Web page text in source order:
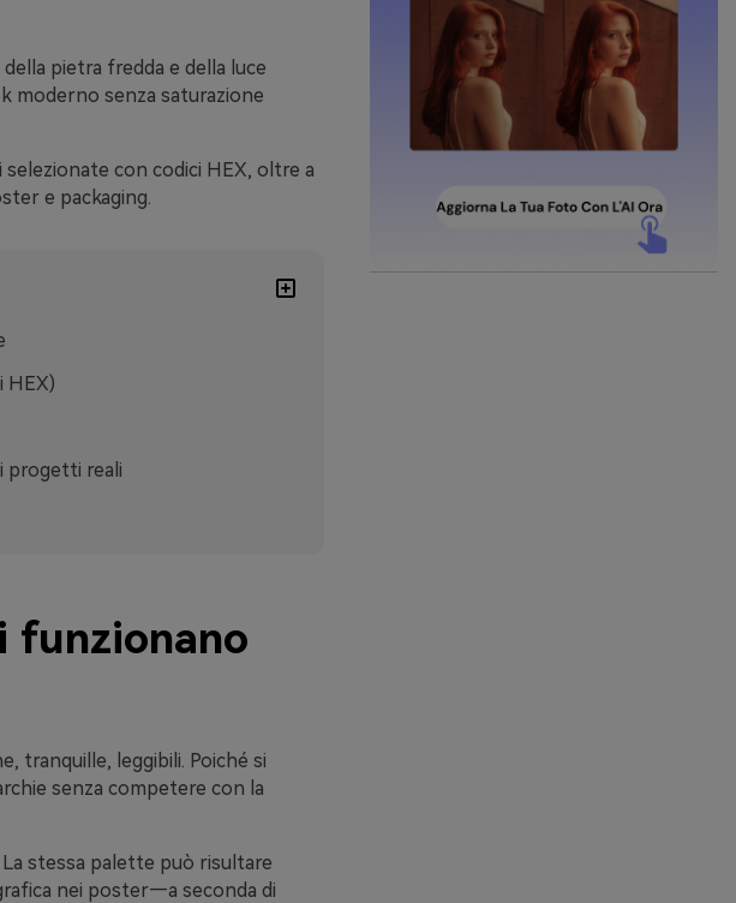
pietra fredda e della luce
moderno senza saturazione
con codici HEX, oltre a
e packaging.
HEX)
progetti reali
funzionano
tranquille, leggibili. Poiché si
senza competere con la
stessa palette può risultare
nei poster—a seconda di